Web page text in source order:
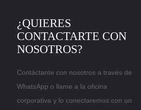
¿QUIERES
CONTACTARTE CON
NOSOTROS?
Contáctante con nosotros a través de
WhatsApp o llame a la oficina
corporativa y lo conectaremos con un